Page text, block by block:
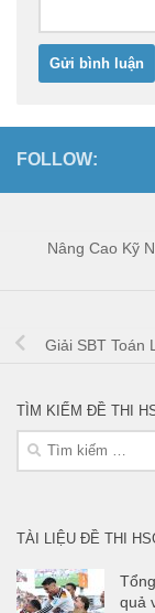
FOLLOW:
Nâng Cao Kỹ
Giải SBT Toán
TÌM KIẾM ĐỀ THI
Tìm
kiếm
TÀI LIỆU ĐỀ THI
quả